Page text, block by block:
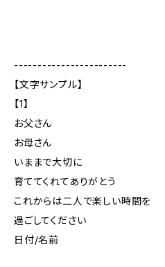
------------------------
【文字サンプル】
【1】
お父さん
お母さん
いままで大切に
育ててくれてありがとう
これからは二人で楽しい時間を
過ごしてください
日付/名前